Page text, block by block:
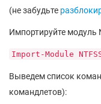
(не забудьте
Импортируйте модуль
Import-Module
Выведем список
командлетов):